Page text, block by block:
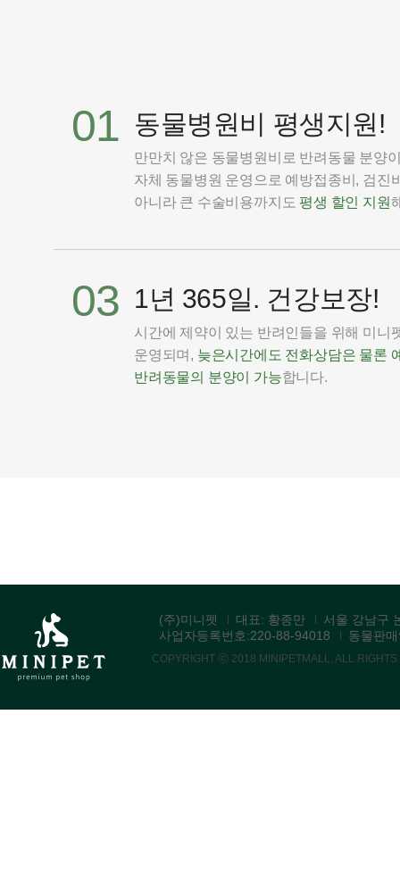
01 동물병원비 평생지원!
만만치 않은 동물병원비로 반려동물 분양
자체 동물병원 운영으로 예방접종비, 검진
아니라 큰 수술비용까지도 평생 할인 지원
03 1년 365일. 건강보장!
시간에 제약이 있는 반려인들을 위해 미니
운영되며, 늦은시간에도 전화상담은 물론
반려동물의 분양이 가능합니다.
(주)미니펫 대표: 황종만
서울 강남구
사업자등록번호:220-88-94018
동물판
COPYRIGHT ⓒ 2018 MINIPETMALL, ALL